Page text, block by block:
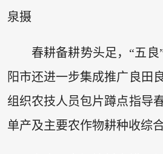
泉摄
春耕备耕势头足，“五
阳市还进一步集成推广良田
组织农技人员包片蹲点指导
单产及主要农作物耕种收综